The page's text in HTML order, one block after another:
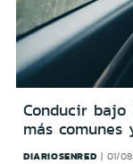
Conducir bajo
más comunes
DIARIOSENRED 01/